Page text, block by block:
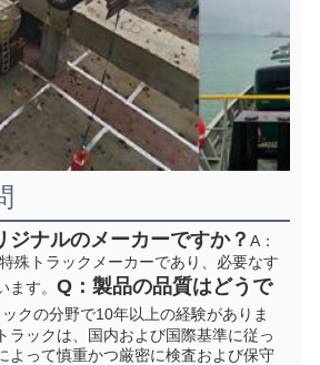
ジナルのメーカーですか？ A：
殊トラックメーカーであり、必要なす
す。 Q：製品の品質はどうで
クの分野で10年以上の経験がありま
ラックは、国内および国際基準に従っ
よって慎重かつ厳密に検査および保守